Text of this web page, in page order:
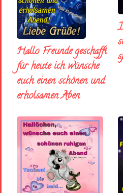
Hallo Freunde geschafft
für heute ich wünsche
euch einen schönen und
erholsamen Aben